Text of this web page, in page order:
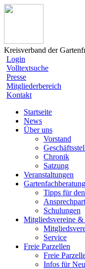
Kreisverband der
Login
Volltextsuche
Presse
Mitgliederbereich
Kontakt
Startseite
News
Über uns
Vorstand
Chronik
Satzung
Veranstaltungen
Gartenfachberatung
Tipps für
Schulungen
Mitgliedsvereine &
Service
Freie Parzellen
Freie
Infos für